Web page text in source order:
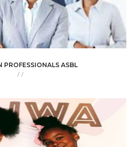
PROFESSIONALS ASBL
/ /